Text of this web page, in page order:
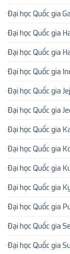
Đại học Quốc gia
Đại học Quốc gia
Đại học Quốc gia
Đại học Quốc gia
Đại học Quốc gia
Đại học Quốc gia
Đại học Quốc gia
Đại học Quốc gia
Đại học Quốc gia
Đại học Quốc gia
Đại học Quốc gia
Đại học Quốc gia
Đại học Quốc gia